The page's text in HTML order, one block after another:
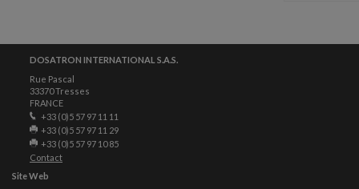
DOSATRON INTERNATIONAL S.A.S.
Rue Pascal
33370 Tresses
FRANCE
+33 (0)5 57 97 11 11
+33 (0)5 57 97 11 29
+33 (0)5 57 97 10 85
Contact
Site Web